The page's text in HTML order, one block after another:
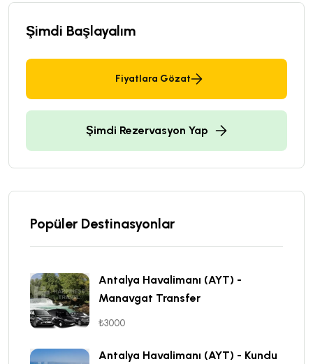
Şimdi Başlayalım
Fiyatlara Gözat
Şimdi Rezervasyon Yap
Popüler Destinasyonlar
Antalya Havalimanı (AYT) -
Manavgat Transfer
₺3000
Antalya Havalimanı (AYT) - Kundu